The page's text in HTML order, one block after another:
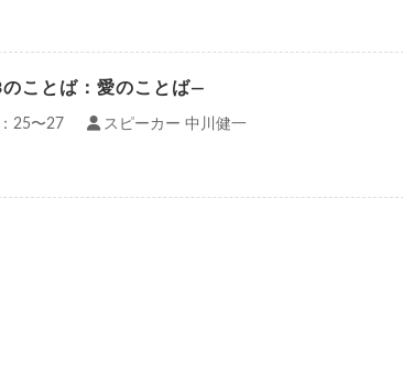
ことば：愛のことば—
25〜27 スピーカー 中川健一